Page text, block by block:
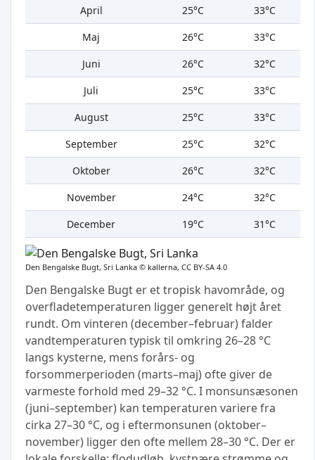
April
25°C
33°C
Maj
26°C
33°C
Juni
26°C
32°C
Juli
25°C
33°C
August
25°C
33°C
September
25°C
32°C
Oktober
26°C
32°C
November
24°C
32°C
December
19°C 31°C
Den Bengalske Bugt, Sri Lanka © kallerna, CC BY-SA 4.0
Den Bengalske Bugt er et tropisk havområde, og
overfladetemperaturen ligger generelt højt året
rundt. Om vinteren (december–februar) falder
vandtemperaturen typisk til omkring 26–28 °C
langs kysterne, mens forårs- og
forsommerperioden (marts–maj) ofte giver de
varmeste forhold med 29–32 °C. I monsunsæsonen
(juni–september) kan temperaturen variere fra
cirka 27–30 °C, og i eftermonsunen (oktober–
november) ligger den ofte mellem 28–30 °C. Der er